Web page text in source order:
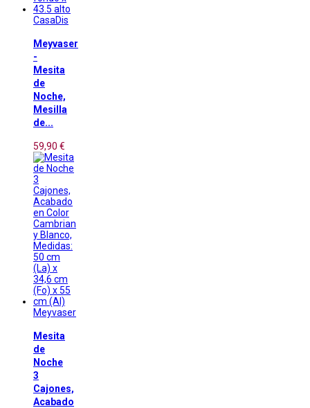
CasaDis
Meyvaser
-
Mesita
de
Noche,
Mesilla
de...
59,90 €
Meyvaser
Mesita
de
Noche
3
Cajones,
Acabado